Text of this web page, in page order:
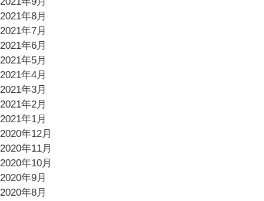
2021年8月
2021年7月
2021年6月
2021年5月
2021年4月
2021年3月
2021年2月
2021年1月
2020年12月
2020年11月
2020年10月
2020年9月
2020年8月